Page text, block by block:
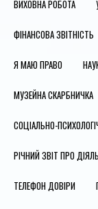
ВИХОВНА РОБОТА
ФІНАНСОВА ЗВІТНІСТЬ
Я МАЮ ПРАВО
МУЗЕЙНА СКАРБНИЧКА
СОЦІАЛЬНО-
РІЧНИЙ ЗВІТ ПРО
ТЕЛЕФОН ДОВІРИ